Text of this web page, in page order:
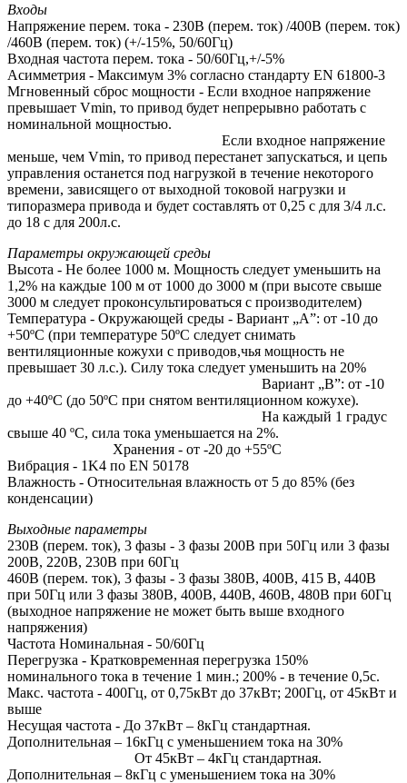
Входы
Напряжение перем. тока - 230В (перем. ток) /400В (перем. ток)
/460В (перем. ток) (+/-15%, 50/60Гц)
Входная частота перем. тока - 50/60Гц,+/-5%
Асимметрия - Максимум 3% согласно стандарту EN 61800-3
Мгновенный сброс мощности - Если входное напряжение
превышает Vmin, то привод будет непрерывно работать с
номинальной мощностью.
Если входное напряжение
меньше, чем Vmin, то привод перестанет запускаться, и цепь
управления останется под нагрузкой в течение некоторого
времени, зависящего от выходной токовой нагрузки и
типоразмера привода и будет составлять от 0,25 с для 3/4 л.с.
до 18 с для 200л.с.
Параметры окружающей среды
Высота - Не более 1000 м. Мощность следует уменьшить на
1,2% на каждые 100 м от 1000 до 3000 м (при высоте свыше
3000 м следует проконсультироваться с производителем)
Температура - Окружающей среды - Вариант „А”: от -10 до
+50ºC (при температуре 50ºC следует снимать
вентиляционные кожухи с приводов,чья мощность не
превышает 30 л.с.). Силу тока следует уменьшить на 20%
Вариант „В”: от -10
до +40ºC (до 50ºC при снятом вентиляционном кожухе).
На каждый 1 градус
свыше 40 ºC, сила тока уменьшается на 2%.
Хранения - от -20 до +55ºC
Вибрация - 1K4 по EN 50178
Влажность - Относительная влажность от 5 до 85% (без
конденсации)
Выходные параметры
230В (перем. ток), 3 фазы - 3 фазы 200В при 50Гц или 3 фазы
200В, 220В, 230В при 60Гц
460В (перем. ток), 3 фазы - 3 фазы 380В, 400В, 415 В, 440В
при 50Гц или 3 фазы 380В, 400В, 440В, 460В, 480В при 60Гц
(выходное напряжение не может быть выше входного
напряжения)
Частота Номинальная - 50/60Гц
Перегрузка - Кратковременная перегрузка 150%
номинального тока в течение 1 мин.; 200% - в течение 0,5с.
Макс. частота - 400Гц, от 0,75кВт до 37кВт; 200Гц, от 45кВт и
выше
Несущая частота - До 37кВт – 8кГц стандартная.
Дополнительная – 16кГц с уменьшением тока на 30%
От 45кВт – 4кГц стандартная.
Дополнительная – 8кГц с уменьшением тока на 30%